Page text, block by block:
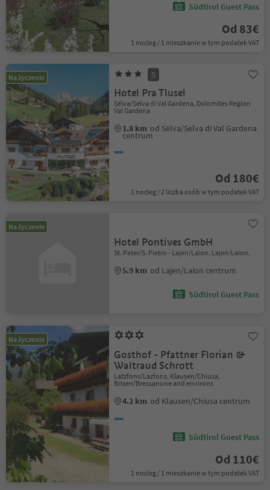
Südtirol Guest Pass
Od 83€
1 nocleg / 1 mieszkanie w tym podatek VAT
Na życzenie S
Hotel Pra Tlusel
Sëlva/Selva di Val Gardena, Dolomites Region
Val Gardena
1.8 km od Sëlva/Selva di Val Gardena
centrum
Od 180€
1 nocleg / 2 liczba osób w tym podatek VAT
Na życzenie
Hotel Pontives GmbH
St. Peter/S. Pietro - Lajen/Laion, Lajen/Laion,
5.9 km od Lajen/Laion centrum
Südtirol Guest Pass
Na życzenie
Gosthof - Pfattner Florian &
Waltraud Schrott
Latzfons/Lazfons, Klausen/Chiusa,
Brixen/Bressanone and environs
4.2 km od Klausen/Chiusa centrum
Südtirol Guest Pass
Od 110€
1 nocleg / 1 mieszkanie w tym podatek VAT